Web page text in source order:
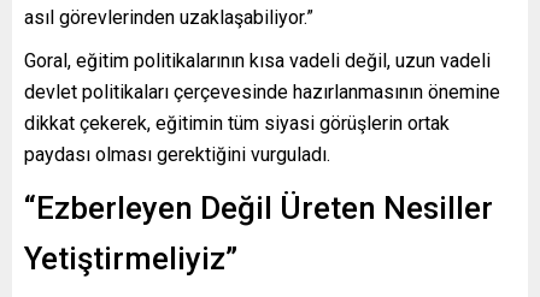
asıl görevlerinden uzaklaşabiliyor.”
Goral, eğitim politikalarının kısa vadeli değil, uzun vadeli
devlet politikaları çerçevesinde hazırlanmasının önemine
dikkat çekerek, eğitimin tüm siyasi görüşlerin ortak
paydası olması gerektiğini vurguladı.
“Ezberleyen Değil Üreten Nesiller
Yetiştirmeliyiz”